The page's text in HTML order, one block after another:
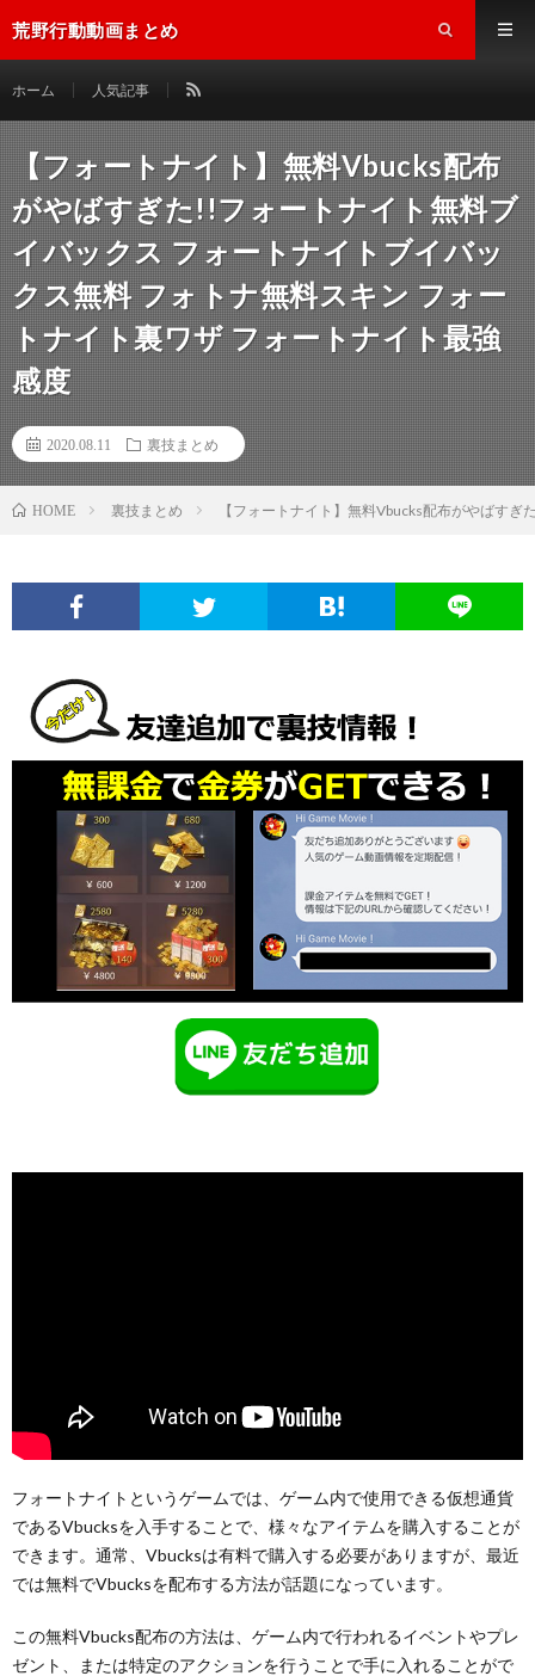
荒野行動動画まとめ
ホーム 人気記事
【フォートナイト】無料Vbucks配布
がやばすぎた!!フォートナイト無料ブ
イバックス フォートナイトブイバッ
クス無料 フォトナ無料スキン フォー
トナイト裏ワザ フォートナイト最強
感度
2020.08.11 裏技まとめ
HOME 裏技まとめ 【フォートナイト】無料Vbucks配布がやばす
フォートナイトというゲームでは、ゲーム内で使用できる仮想通貨
であるVbucksを入手することで、様々なアイテムを購入することが
できます。通常、Vbucksは有料で購入する必要がありますが、最近
では無料でVbucksを配布する方法が話題になっています。
この無料Vbucks配布の方法は、ゲーム内で行われるイベントやプレ
ゼント、または特定のアクションを行うことで手に入れることがで